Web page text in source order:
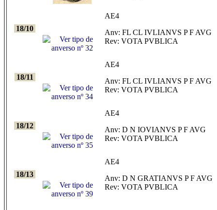
18/10
AE4
Anv: FL CL IVLIANVS P F AVG
Rev: VOTA PVBLICA
18/11
AE4
Anv: FL CL IVLIANVS P F AVG
Rev: VOTA PVBLICA
18/12
AE4
Anv: D N IOVIANVS P F AVG
Rev: VOTA PVBLICA
18/13
AE4
Anv: D N GRATIANVS P F AVG
Rev: VOTA PVBLICA